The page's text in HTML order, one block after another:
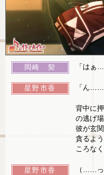
岡崎 契 「はぁ
星野市香 「ん
背中に
の逃げ場
彼が玄
貪るよ
ころな
星野市香 （……